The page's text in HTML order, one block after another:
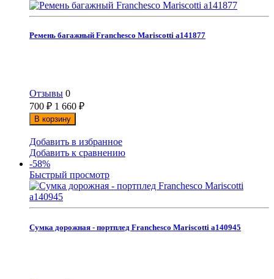
Ремень багажный Franchesco Mariscotti а141877
Отзывы 0
700 ₽ 1 660 ₽
В корзину
Добавить в избранное
Добавить к сравнению
-58%
Быстрый просмотр
Сумка дорожная - портплед Franchesco Mariscotti а140945